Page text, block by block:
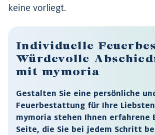
keine vorliegt.
Individuelle
Würdevolle
mit mymoria
Gestalten Sie eine persönliche
Feuerbestattung für Ihre
mymoria stehen Ihnen erfahrene
Seite, die Sie bei jedem Schritt